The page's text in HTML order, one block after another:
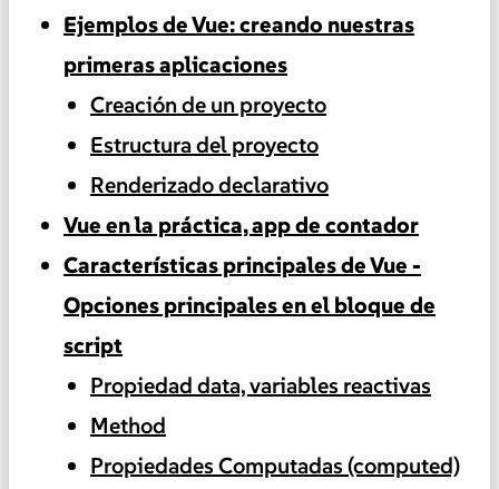
Ejemplos de Vue: creando nuestras
primeras aplicaciones
Creación de un proyecto
Estructura del proyecto
Renderizado declarativo
Vue en la práctica, app de contador
Características principales de Vue -
Opciones principales en el bloque de
script
Propiedad data, variables reactivas
Method
Propiedades Computadas (computed)